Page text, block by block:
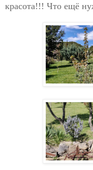
красота!!! Что ещё